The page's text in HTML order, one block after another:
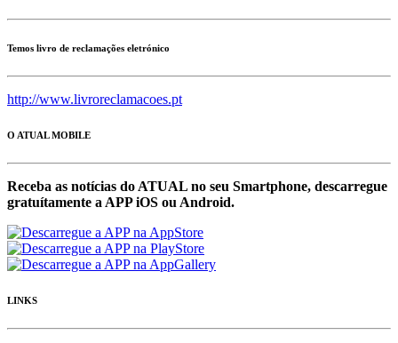
Temos livro de reclamações eletrónico
http://www.livroreclamacoes.pt
O ATUAL MOBILE
Receba as notícias do ATUAL no seu Smartphone, descarregue
gratuítamente a APP iOS ou Android.
LINKS